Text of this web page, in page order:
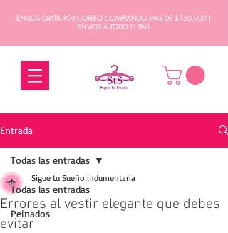
ENVIOS GRATIS POR CORREO COMPRANDO MAS DE $150.000 |
ENVIOS A TODO EL PAIS
Entrada
Todas las entradas
Peinados
Todas las entradas
Errores al vestir elegante que debes
evitar
Sigue tu Sueño indumentaria